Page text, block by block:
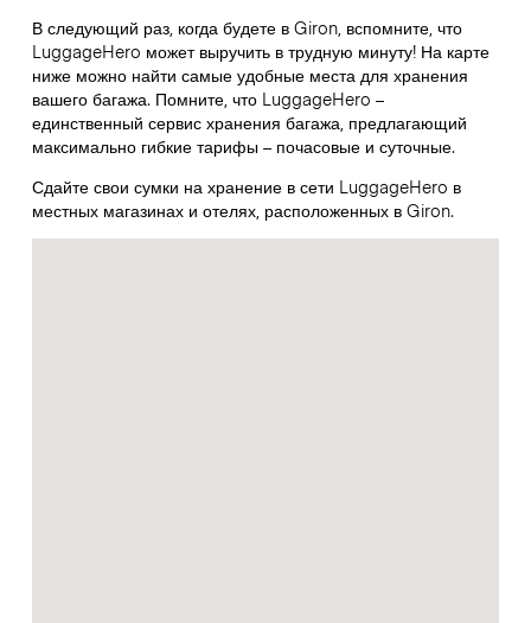
В следующий раз, когда будете в Giron, вспомните, что
LuggageHero может выручить в трудную минуту! На карте
ниже можно найти самые удобные места для хранения
вашего багажа. Помните, что LuggageHero –
единственный сервис хранения багажа, предлагающий
максимально гибкие тарифы – почасовые и суточные.
Сдайте свои сумки на хранение в сети LuggageHero в
местных магазинах и отелях, расположенных в Giron.